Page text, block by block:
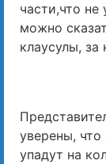
части,что
можно
клаусулы, за
уверены,
упадут на